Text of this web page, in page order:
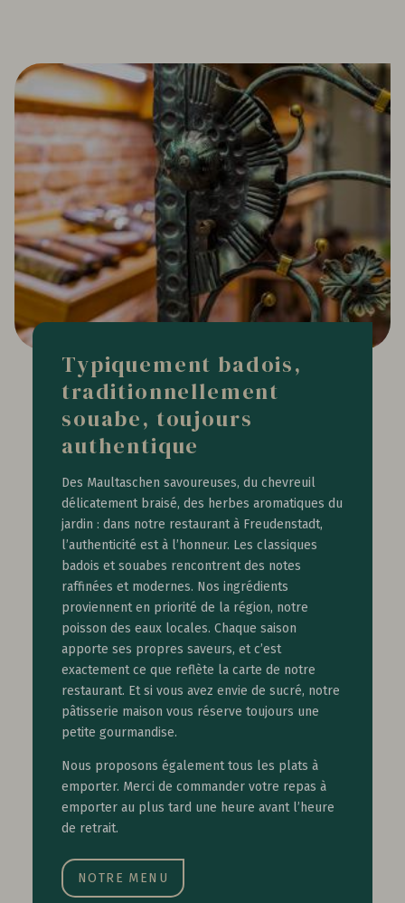
Typiquement badois,
traditionnellement
souabe, toujours
authentique
Des Maultaschen savoureuses, du chevreuil
délicatement braisé, des herbes aromatiques du
jardin : dans notre restaurant à Freudenstadt,
l’authenticité est à l’honneur. Les classiques
badois et souabes rencontrent des notes
raffinées et modernes. Nos ingrédients
proviennent en priorité de la région, notre
poisson des eaux locales. Chaque saison
apporte ses propres saveurs, et c’est
exactement ce que reflète la carte de notre
restaurant. Et si vous avez envie de sucré, notre
pâtisserie maison vous réserve toujours une
petite gourmandise.
Nous proposons également tous les plats à
emporter. Merci de commander votre repas à
emporter au plus tard une heure avant l’heure
de retrait.
NOTRE MENU